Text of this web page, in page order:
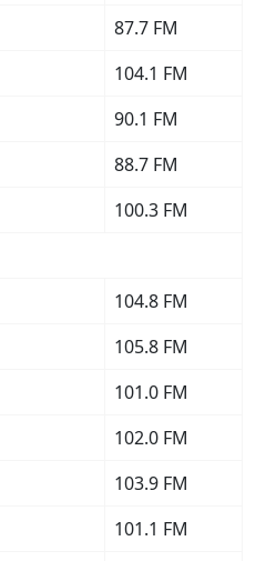
87.7 FM
104.1 FM
90.1 FM
88.7 FM
100.3 FM
104.8 FM
105.8 FM
101.0 FM
102.0 FM
103.9 FM
101.1 FM